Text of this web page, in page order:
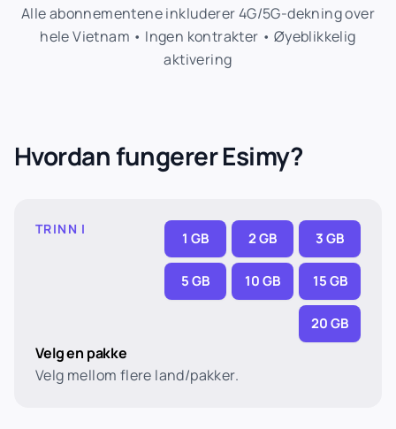
Alle abonnementene inkluderer 4G/5G-dekning over
hele Vietnam • Ingen kontrakter • Øyeblikkelig
aktivering
Hvordan fungerer Esimy?
TRINN I
1 GB 2 GB 3 GB
5 GB 10 GB 15 GB
20 GB
Velg en pakke
Velg mellom flere land/pakker.